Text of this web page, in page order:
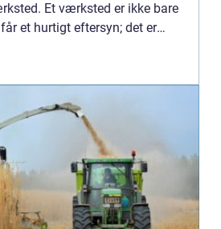
Et værksted er ikke bare
et hurtigt eftersyn; det er